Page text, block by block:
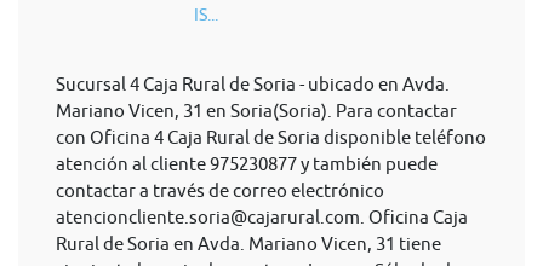
IS...
Sucursal 4 Caja Rural de Soria - ubicado en Avda.
Mariano Vicen, 31 en Soria(Soria). Para contactar
con Oficina 4 Caja Rural de Soria disponible teléfono
atención al cliente 975230877 y también puede
contactar a través de correo electrónico
atencioncliente.soria@cajarural.com . Oficina Caja
Rural de Soria en Avda. Mariano Vicen, 31 tiene